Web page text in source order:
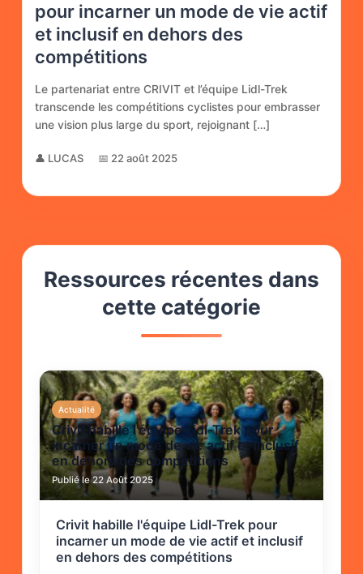
pour incarner un mode de vie actif
et inclusif en dehors des
compétitions
Le partenariat entre CRIVIT et l’équipe Lidl-Trek
transcende les compétitions cyclistes pour embrasser
une vision plus large du sport, rejoignant […]
👤 LUCAS 📅 22 août 2025
Ressources récentes dans
cette catégorie
Actualité
Crivit habille l'équipe Lidl-Trek pour
incarner un mode de vie actif et inclusif
en dehors des compétitions
Publié le 22 Août 2025
Crivit habille l'équipe Lidl-Trek pour
incarner un mode de vie actif et inclusif
en dehors des compétitions